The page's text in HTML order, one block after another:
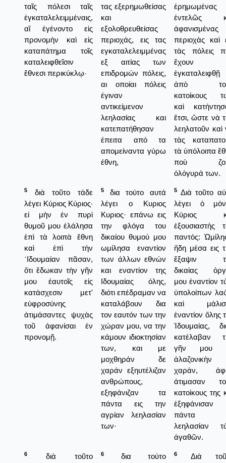
ταῖς πόλεσι ταῖς
ἐγκαταλελειμμέναις,
αἳ ἐγένοντο εἰς
προνομὴν καὶ εἰς
καταπάτημα τοῖς
καταλειφθεῖσιν
ἔθνεσι περικύκλῳ·
τας εξερημωθείσας
και
εξολοθρευθείσας
περιοχάς, εις τας
εγκαταλελειμμένας
εξ αιτίας των
επιδρομών πόλεις,
αι οποίαι πόλεις
έγιναν
αντικείμενον
λεηλασίας και
κατεπατήθησαν
έπειτα από τα
απομείναντα γύρω
έθνη,
ἐρημωμένας
ἐντελῶς
ἀφανισμένας
περιοχὰς καὶ
τὰς πόλεις
ἔχουν
ἐγκαταλειφθῇ
ἀπὸ
κατοίκους
καὶ
ἔτσι, ὥστε νὰ
λεηλατοῦν καὶ
τὰς
τὰ ὑπόλοιπα
ποὺ
ὁλόγυρά των.
5
διὰ τοῦτο τάδε
λέγει Κύριος Κύριος·
εἰ μὴν ἐν πυρὶ
θυμοῦ μου ἐλάλησα
ἐπὶ τὰ λοιπὰ ἔθνη
καὶ ἐπὶ τὴν
᾿Ιδουμαίαν πᾶσαν,
ὅτι ἔδωκαν τὴν γῆν
μου ἑαυτοῖς εἰς
κατάσχεσιν μετ'
εὐφροσύνης
ἀτιμάσαντες ψυχὰς
τοῦ ἀφανίσαι ἐν
προνομῇ.
5
δια τούτο αυτά
λέγει ο Κυριος
Κυριος· επάνω εις
την φλόγα του
δικαίου θυμού μου
ωμίλησα εναντίον
των άλλων εθνών
και εναντίον της
Ιδουμαίας όλης,
διότι επέδραμαν να
καταλάβουν δια
τον εαυτόν των την
χώραν μου, να την
κάμουν ιδιοκτησίαν
των, και με
μοχθηράν δε
χαράν εξηυτέλιζαν
ανθρώπους,
εξηφάνιζαν τα
πάντα εις την
αγρίαν λεηλασίαν
των·
5 Διὰ τοῦτο
λέγει ὁ
Κύριος
ἐξουσιαστὴς
παντός:
ἤδη μέσα εις
ἔξαψιν
δικαίας
μου ἐναντίον
ὑπολοίπων
καὶ
ἐναντίον ὅλης
Ἰδουμαίας,
κατέλαβαν
γῆν μου
ἀλαζονικὴν
χαράν,
ἀτιμασαν
κατοίκους της
ἐξηφάνισαν
πάντα
λεηλασίαν
ἀγαθῶν.
6
διὰ τοῦτο
6
δια τούτο
6
Διὰ